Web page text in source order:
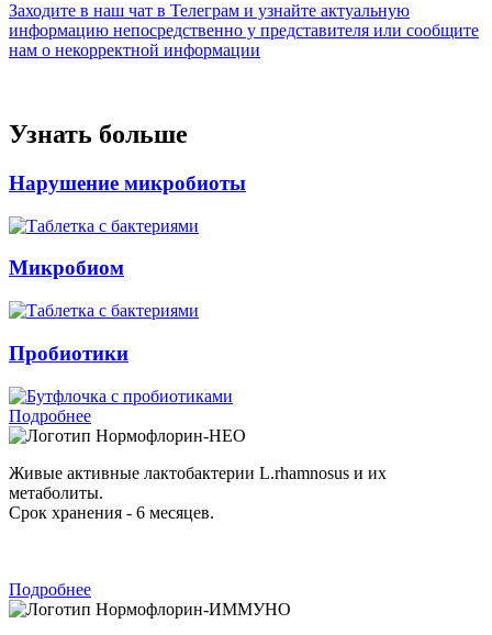
Заходите в наш чат в Телеграм и узнайте актуальную
информацию непосредственно у представителя или сообщите
нам о некорректной информации
Узнать больше
Нарушение микробиоты
Микробиом
Пробиотики
Подробнее
Нормофлорин-НЕО
Живые активные лактобактерии L.rhamnosus и их
метаболиты.
Срок хранения - 6 месяцев.
Подробнее
Нормофлорин-ИММУНО